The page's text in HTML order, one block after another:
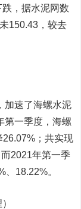
，据水泥网数
150.43，较去
速了海螺水泥
第一季度，海螺
；共实现
2021年第一季
18.22%。